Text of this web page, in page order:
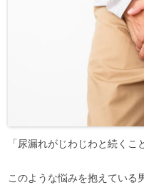
「尿漏れがじわじわと続くこ
このような悩みを抱えている